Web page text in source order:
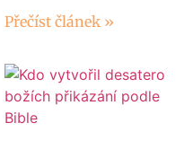
Přečíst článek »